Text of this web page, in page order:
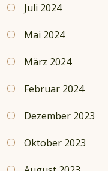
Juli 2024
Mai 2024
März 2024
Februar 2024
Dezember 2023
Oktober 2023